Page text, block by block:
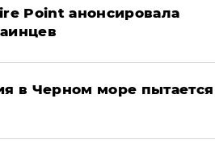
Point анонсировала
в Черном море пытается